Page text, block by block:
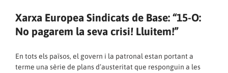
Xarxa Europea Sindicats de Base: “15-O:
No pagarem la seva crisi! Lluitem!”
En tots els països, el govern i la patronal estan portant a
terme una sèrie de plans d’austeritat que responguin a les